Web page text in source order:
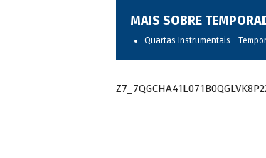
MAIS SOBRE
Quartas Instrumentais -